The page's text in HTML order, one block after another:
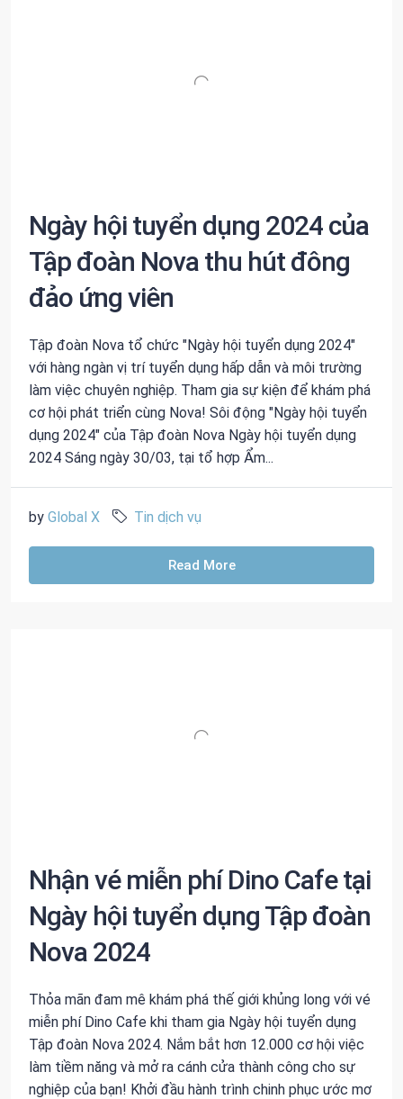
Ngày hội tuyển dụng 2024 của
Tập đoàn Nova thu hút đông
đảo ứng viên
Tập đoàn Nova tổ chức "Ngày hội tuyển dụng 2024"
với hàng ngàn vị trí tuyển dụng hấp dẫn và môi trường
làm việc chuyên nghiệp. Tham gia sự kiện để khám phá
cơ hội phát triển cùng Nova! Sôi động "Ngày hội tuyển
dụng 2024" của Tập đoàn Nova Ngày hội tuyển dụng
2024 Sáng ngày 30/03, tại tổ hợp Ẩm...
by Global X Tin dịch vụ
Read More
Nhận vé miễn phí Dino Cafe tại
Ngày hội tuyển dụng Tập đoàn
Nova 2024
Thỏa mãn đam mê khám phá thế giới khủng long với vé
miễn phí Dino Cafe khi tham gia Ngày hội tuyển dụng
Tập đoàn Nova 2024. Nắm bắt hơn 12.000 cơ hội việc
làm tiềm năng và mở ra cánh cửa thành công cho sự
nghiệp của bạn! Khởi đầu hành trình chinh phục ước mơ